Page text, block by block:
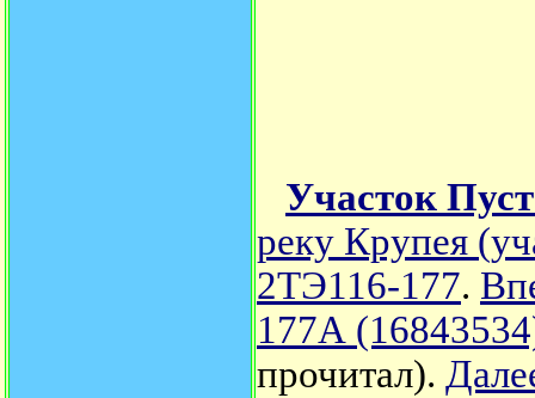
Участок
реку Крупея
2ТЭ116-177.
177А
прочитал).